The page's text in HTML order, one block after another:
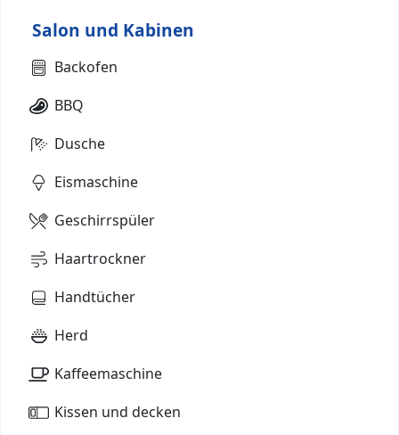
Salon und Kabinen
Backofen
BBQ
Dusche
Eismaschine
Geschirrspüler
Haartrockner
Handtücher
Herd
Kaffeemaschine
Kissen und decken